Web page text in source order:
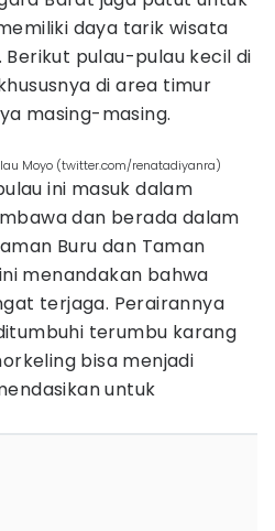
daya tarik wisata
pulau-pulau kecil di
di area timur
masing-masing.
Moyo (twitter.com/renatadiyanra)
ini masuk dalam
dan berada dalam
Buru dan Taman
menandakan bahwa
terjaga. Perairannya
terumbu karang
bisa menjadi
untuk